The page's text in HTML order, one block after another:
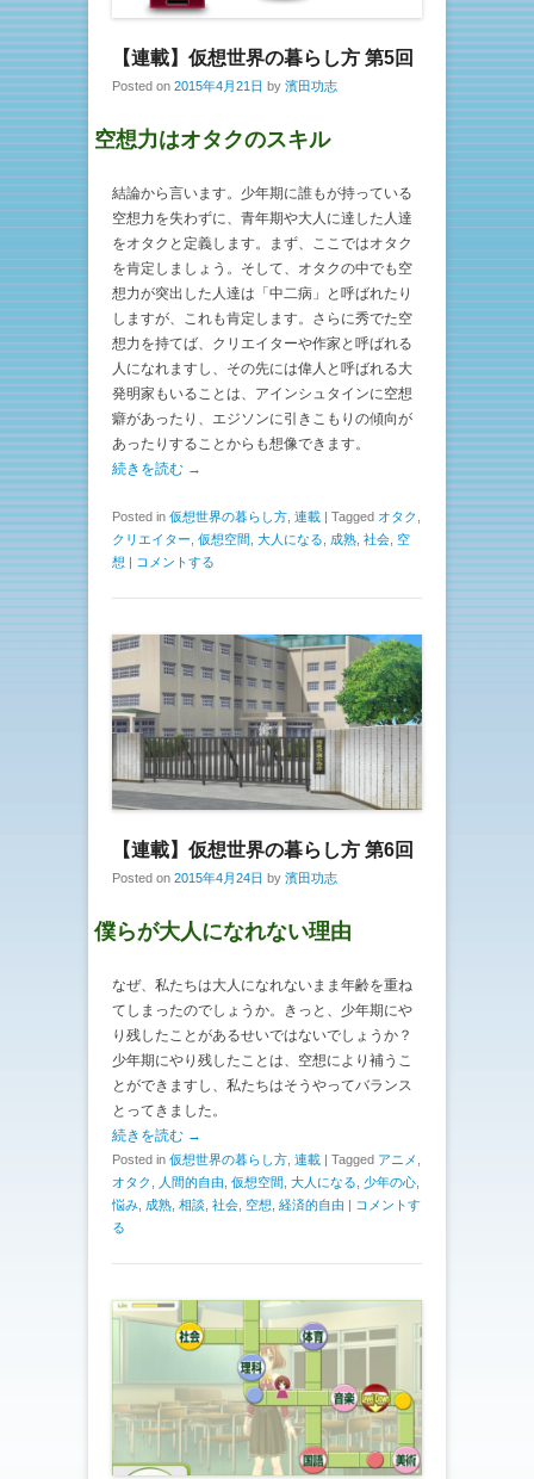
【連載】仮想世界の暮らし方 第5回
Posted on 2015年4月21日 by 濱田功志
空想力はオタクのスキル
結論から言います。少年期に誰もが持っている
空想力を失わずに、青年期や大人に達した人達
をオタクと定義します。まず、ここではオタク
を肯定しましょう。そして、オタクの中でも空
想力が突出した人達は「中二病」と呼ばれたり
しますが、これも肯定します。さらに秀でた空
想力を持てば、クリエイターや作家と呼ばれる
人になれますし、その先には偉人と呼ばれる大
発明家もいることは、アインシュタインに空想
癖があったり、エジソンに引きこもりの傾向が
あったりすることからも想像できます。
続きを読む →
Posted in 仮想世界の暮らし方 連載 | Tagged オタク
クリエイター 仮想空間 大人になる 成熟 社会 空
想 | コメントする
【連載】仮想世界の暮らし方 第6回
Posted on 2015年4月24日 by 濱田功志
僕らが大人になれない理由
なぜ、私たちは大人になれないまま年齢を重ね
てしまったのでしょうか。きっと、少年期にや
り残したことがあるせいではないでしょうか？
少年期にやり残したことは、空想により補うこ
とができますし、私たちはそうやってバランス
とってきました。
続きを読む →
Posted in 仮想世界の暮らし方 連載 | Tagged アニメ
オタク
人間的自由 仮想空間 大人になる 少年の心
悩み 成熟 相談 社会 空想 経済的自由 | コメントす
る